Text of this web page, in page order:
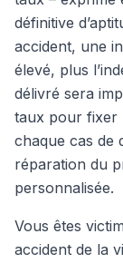
définitive
accident, une
élevé, plus
délivré sera
taux pour fixer
chaque cas de
réparation du
personnalisée.
Vous êtes
accident de la